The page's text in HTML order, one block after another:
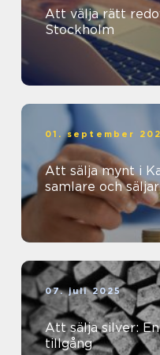
Att välja rätt
Stockholm
01. september
Att sälja mynt i
samlare och
07. juli 2025
Att sälja silver:
tillgång